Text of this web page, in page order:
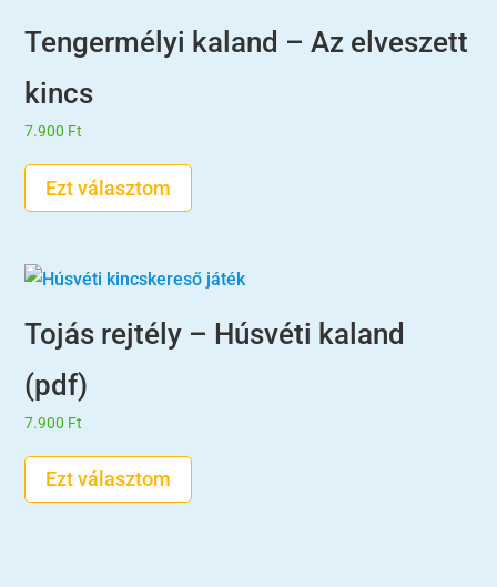
Tengermélyi kaland – Az elveszett
kincs
7.900 Ft
Ezt választom
Tojás rejtély – Húsvéti kaland
(pdf)
7.900 Ft
Ezt választom